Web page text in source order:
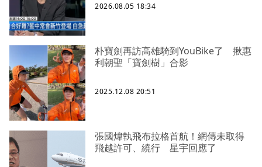
2026.08.05 18:34
朴寶劍再訪高雄騎到YouBike了 揪惠
利朝聖「寶劍樹」合影
2025.12.08 20:51
張國煒執飛布拉格首航！網傳未取得
飛越許可、繞行 星宇回應了